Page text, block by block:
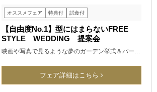
オススメフェア 特典付 試食付
【自由度No.1】型にはまらないFREE
STYLE WEDDING 提案会
映画や写真で見るような夢のガーデン挙式＆パー…
フェア詳細はこちら